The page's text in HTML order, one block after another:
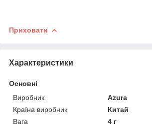
Приховати
Характеристики
Основні
Виробник
Azura
Країна виробник
Китай
Вага
4 г